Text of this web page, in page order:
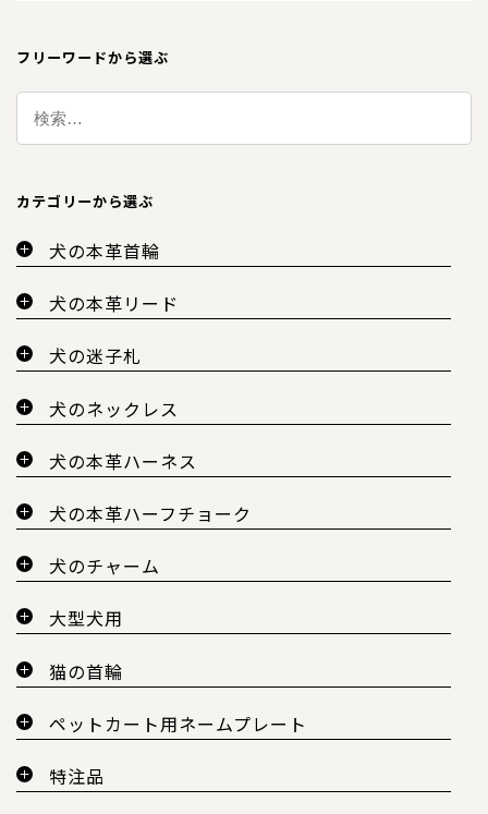
フリーワードから選ぶ
カテゴリーから選ぶ
犬の本革首輪
犬の本革リード
犬の迷子札
犬のネックレス
犬の本革ハーネス
犬の本革ハーフチョーク
犬のチャーム
大型犬用
猫の首輪
ペットカート用ネームプレート
特注品